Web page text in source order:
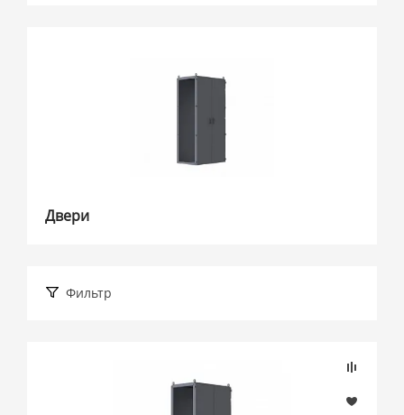
Двери
Фильтр